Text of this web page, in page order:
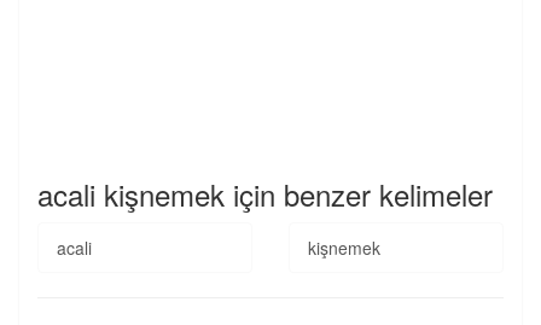
acali kişnemek için benzer kelimeler
acali kişnemek